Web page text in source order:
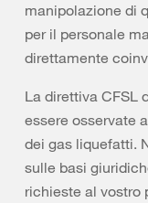
manipolazione di
per il personale
direttamente
La direttiva CFSL
essere osservate
dei gas liquefatti.
sulle basi
richieste al vostro